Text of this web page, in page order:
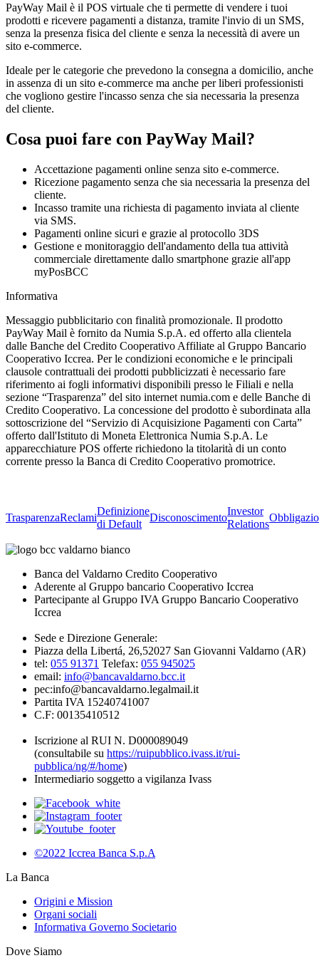
PayWay Mail è il POS virtuale che ti permette di vendere i tuoi
prodotti e ricevere pagamenti a distanza, tramite l'invio di un SMS,
senza la presenza fisica del cliente e senza la necessità di avere un
sito e-commerce.
Ideale per le categorie che prevedono la consegna a domicilio, anche
in assenza di un sito e-commerce ma anche per liberi professionisti
che vogliono gestire l'incasso senza che sia necessaria la presenza
del cliente.
Cosa puoi fare con PayWay Mail?
Accettazione pagamenti online senza sito e-commerce.
Ricezione pagamento senza che sia necessaria la presenza del
cliente.
Incasso tramite una richiesta di pagamento inviata al cliente
via SMS.
Pagamenti online sicuri e grazie al protocollo 3DS
Gestione e monitoraggio dell'andamento della tua attività
commerciale direttamente dallo smartphone grazie all'app
myPosBCC
Informativa
Messaggio pubblicitario con finalità promozionale. Il prodotto
PayWay Mail è fornito da Numia S.p.A. ed offerto alla clientela
dalle Banche del Credito Cooperativo Affiliate al Gruppo Bancario
Cooperativo Iccrea. Per le condizioni economiche e le principali
clausole contrattuali dei prodotti pubblicizzati è necessario fare
riferimento ai fogli informativi disponibili presso le Filiali e nella
sezione “Trasparenza” del sito internet numia.com e delle Banche di
Credito Cooperativo. La concessione del prodotto è subordinata alla
sottoscrizione del “Servizio di Acquisizione Pagamenti con Carta”
offerto dall'Istituto di Moneta Elettronica Numia S.p.A. Le
apparecchiature POS offerte richiedono la titolarità di un conto
corrente presso la Banca di Credito Cooperativo promotrice.
TrasparenzaReclami
Definizione
di Default
Disconoscimento
Investor
Relations
Banca del Valdarno Credito Cooperativo
Aderente al Gruppo bancario Cooperativo Iccrea
Partecipante al Gruppo IVA Gruppo Bancario Cooperativo
Iccrea
Sede e Direzione Generale:
Piazza della Libertá, 26,52027 San Giovanni Valdarno (AR)
tel: 055 91371 Telefax: 055 945025
email: info@bancavaldarno.bcc.it
pec:info@bancavaldarno.legalmail.it
Partita IVA 15240741007
C.F: 00135410512
Iscrizione al RUI N. D000089049
(consultabile su https://ruipubblico.ivass.it/rui-
pubblica/ng/#/home)
Intermediario soggetto a vigilanza Ivass
©2022 Iccrea Banca S.p.A
La Banca
Origini e Mission
Organi sociali
Informativa Governo Societario
Dove Siamo